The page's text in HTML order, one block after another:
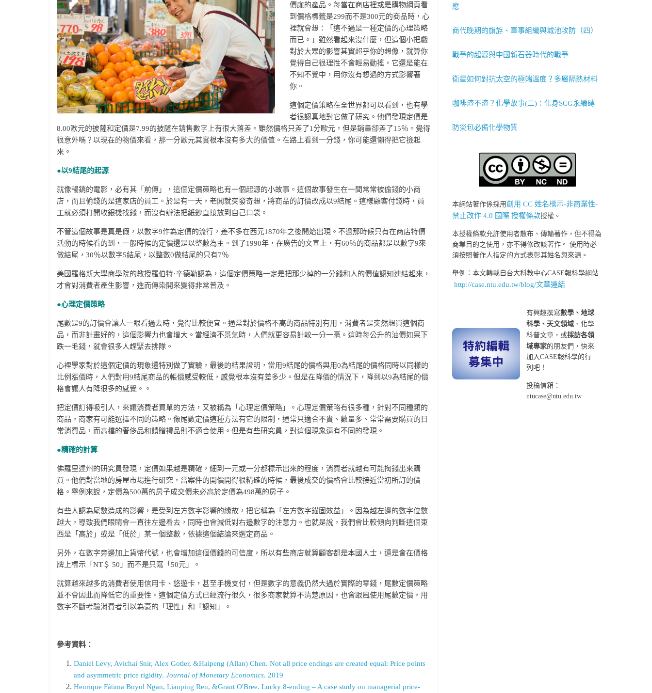
價廉的產品。每當在商店裡或是購物網頁看
到價格標籤是299而不是300元的商品時，心
裡就會想：「這不過是一種定價的心理策略
而已。」雖然看起來沒什麼，但這個小把戲
對於大眾的影響其實超乎你的想像，就算你
覺得自己很理性不會輕易動搖，它還是能在
不知不覺中，用你沒有想過的方式影響著
你。
這個定價策略在全世界都可以看到，也有學
者很認真地對它做了研究。他們發現定價是
8.00歐元的披薩和定價是7.99的披薩在銷售數字上有很大落差。雖然價格只差了1分歐元，但是銷量卻差了15％。覺得
很意外嗎？以現在的物價來看，那一分歐元其實根本沒有多大的價值。在路上看到一分錢，你可能還懶得把它撿起
來。
●以9結尾的起源
就像暢銷的電影，必有其「前傳」，這個定價策略也有一個起源的小故事。這個故事發生在一間常常被偷錢的小商
店，而且偷錢的是這家店的員工。於是有一天，老闆就突發奇想，將商品的訂價改成以9結尾。這樣顧客付錢時，員
工就必須打開收銀機找錢，而沒有辦法把紙鈔直接放到自己口袋。
不管這個故事是真是假，以數字9作為定價的流行，差不多在西元1870年之後開始出現。不過那時候只有在商店特價
活動的時候看的到，一般時候的定價還是以整數為主。到了1990年，在廣告的文宣上，有60％的商品都是以數字9來
做結尾，30％以數字5結尾，以整數0做結尾的只有7％
美國羅格斯大學商學院的教授羅伯特·辛德勒認為，這個定價策略一定是把那少掉的一分錢和人的價值認知連結起來，
才會對消費者產生影響，進而傳染開來變得非常普及。
●心理定價策略
尾數是9的訂價會讓人一眼看過去時，覺得比較便宜。通常對於價格不高的商品特別有用，消費者是突然想買這個商
品，而非計畫好的，這個影響力也會增大。當經濟不景氣時，人們就更容易計較一分一毫。這時每公升的油價如果下
跌一毛錢，就會很多人趕緊去排隊。
心裡學家對於這個定價的現象還特別做了實驗，最後的結果證明，當用9結尾的價格與用0為結尾的價格同時以同樣的
比例漲價時，人們對用9結尾商品的帳價感受較低，感覺根本沒有差多少。但是在降價的情況下，降到以9為結尾的價
格會讓人有降很多的感覺。。
把定價訂得吸引人，來讓消費者買單的方法，又被稱為「心理定價策略」。心理定價策略有很多種，針對不同種類的
商品，商家有可能選擇不同的策略。像尾數定價這種方法有它的限制，通常只適合不貴、數量多、常常需要購買的日
常消費品，而高檔的奢侈品和饋贈禮品則不適合使用。但是有些研究員，對這個現象還有不同的發現。
●精確的計算
佛羅里達州的研究員發現，定價如果越是精確，細到一元或一分都標示出來的程度，消費者就越有可能掏錢出來購
買。他們對當地的房屋市場進行研究，當案件的開價開得很精確的時候，最後成交的價格會比較接近當初所訂的價
格。舉例來說，定價為500萬的房子成交價未必高於定價為498萬的房子。
有些人認為尾數造成的影響，是受到左方數字影響的緣故，把它稱為「左方數字錨固效益」。因為越左邊的數字位數
越大，導致我們眼睛會一直往左邊看去，同時也會減低對右邊數字的注意力。也就是說，我們會比較傾向判斷這個東
西是「高於」或是「低於」某一個整數，依據這個結論來選定商品。
另外，在數字旁邊加上貨幣代號，也會增加這個價錢的可信度，所以有些商店就算顧客都是本國人士，還是會在價格
牌上標示「NT＄ 50」而不是只寫「50元」。
就算越來越多的消費者使用信用卡、悠遊卡，甚至手機支付，但是數字的意義仍然大過於實際的零錢，尾數定價策略
並不會因此而降低它的重要性。這個定價方式已經流行很久，很多商家就算不清楚原因，也會跟風使用尾數定價，用
數字不斷考驗消費者引以為豪的「理性」和「認知」。
參考資料：
Daniel Levy, Avichai Snir, Alex Gotler, &Haipeng (Allan) Chen. Not all price endings are created equal: Price points
and asymmetric price rigidity. Journal of Monetary Economics. 2019
Henrique Fátima Boyol Ngan, Lianping Ren, &Grant O'Bree. Lucky 8-ending – A case study on managerial price-
應
商代晚期的旗斿、軍事組織與城池攻防（四）
戰爭的起源與中國新石器時代的戰爭
衛星如何對抗太空的極端溫度？多層隔熱材料
咖啡渣不渣？化學故事(二)：化身SCG永續磚
防災包必備化學物質
本網站著作係採用創用 CC 姓名標示-非商業性-
禁止改作 4.0 國際 授權條款授權。
本授權條款允許使用者散布、傳輸著作，但不得為
商業目的之使用，亦不得修改該著作。 使用時必
須按照著作人指定的方式表彰其姓名與來源。
舉例：本文轉載自台大科教中心CASE報科學網站
http://case.ntu.edu.tw/blog/文章連結
有興趣撰寫數學、地球
科學、天文領域 、化學
科普文章，或採訪各領
域專家的朋友們，快來
加入CASE報科學的行
列吧！
投稿信箱：
ntucase@ntu.edu.tw